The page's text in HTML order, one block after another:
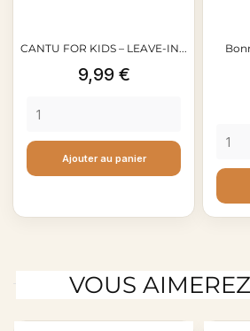
CANTU FOR KIDS – LEAVE-IN...
Prix
9,99 €
Ajouter au panier
VOUS